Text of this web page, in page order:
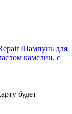
Шампунь для
камелии, с
будет